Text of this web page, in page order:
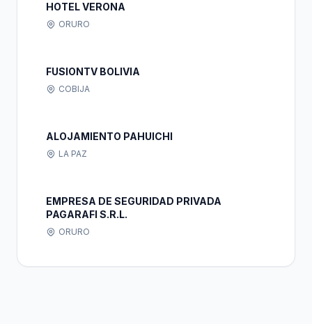
HOTEL VERONA
ORURO
FUSIONTV BOLIVIA
COBIJA
ALOJAMIENTO PAHUICHI
LA PAZ
EMPRESA DE SEGURIDAD PRIVADA
PAGARAFI S.R.L.
ORURO